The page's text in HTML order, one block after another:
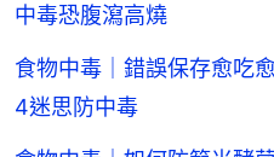
中毒恐腹瀉高燒
食物中毒｜錯誤保存愈吃
4迷思防中毒